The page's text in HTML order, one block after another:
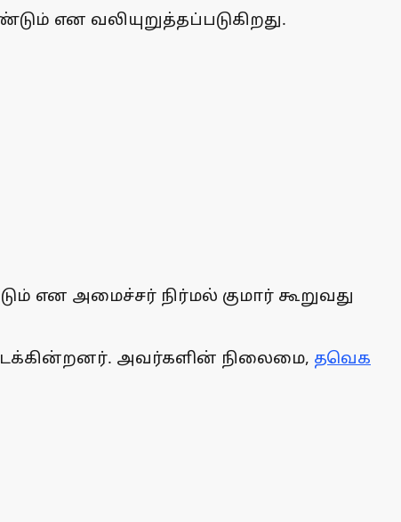
என வலியுறுத்தப்படுகிறது.
என அமைச்சர் நிர்மல் குமார் கூறுவது
அவர்களின் நிலைமை, தவெக